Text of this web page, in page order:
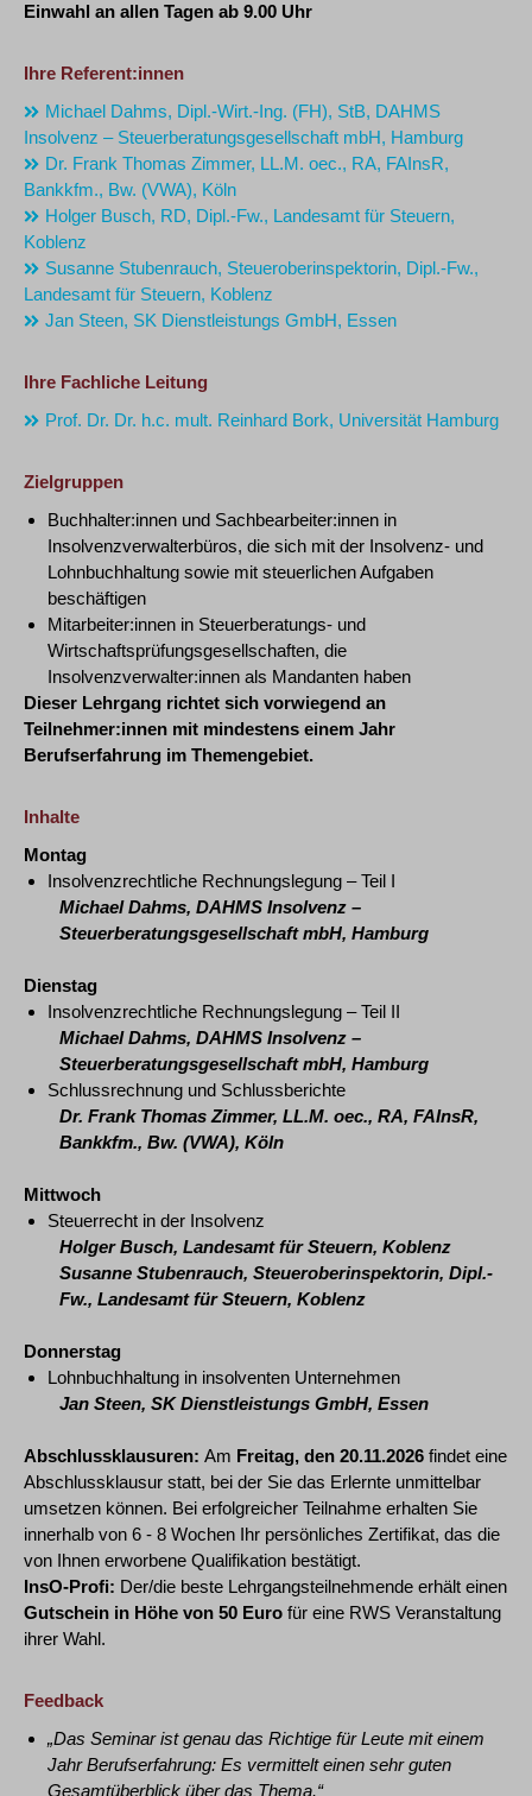
Einwahl an allen Tagen ab 9.00 Uhr
Ihre Referent:innen
Michael Dahms, Dipl.-Wirt.-Ing. (FH), StB, DAHMS
Insolvenz – Steuerberatungsgesellschaft mbH, Hamburg
Dr. Frank Thomas Zimmer, LL.M. oec., RA, FAInsR,
Bankkfm., Bw. (VWA), Köln
Holger Busch, RD, Dipl.-Fw., Landesamt für Steuern,
Koblenz
Susanne Stubenrauch, Steueroberinspektorin, Dipl.-Fw.,
Landesamt für Steuern, Koblenz
Jan Steen, SK Dienstleistungs GmbH, Essen
Ihre Fachliche Leitung
Prof. Dr. Dr. h.c. mult. Reinhard Bork, Universität Hamburg
Zielgruppen
Buchhalter:innen und Sachbearbeiter:innen in
Insolvenzverwalterbüros, die sich mit der Insolvenz- und
Lohnbuchhaltung sowie mit steuerlichen Aufgaben
beschäftigen
Mitarbeiter:innen in Steuerberatungs- und
Wirtschaftsprüfungsgesellschaften, die
Insolvenzverwalter:innen als Mandanten haben
Dieser Lehrgang richtet sich vorwiegend an
Teilnehmer:innen mit mindestens einem Jahr
Berufserfahrung im Themengebiet.
Inhalte
Montag
Insolvenzrechtliche Rechnungslegung – Teil I
Michael Dahms, DAHMS Insolvenz –
Steuerberatungsgesellschaft mbH, Hamburg
Dienstag
Insolvenzrechtliche Rechnungslegung – Teil II
Michael Dahms, DAHMS Insolvenz –
Steuerberatungsgesellschaft mbH, Hamburg
Schlussrechnung und Schlussberichte
Dr. Frank Thomas Zimmer, LL.M. oec., RA, FAInsR,
Bankkfm., Bw. (VWA), Köln
Mittwoch
Steuerrecht in der Insolvenz
Holger Busch, Landesamt für Steuern, Koblenz
Susanne Stubenrauch, Steueroberinspektorin, Dipl.-
Fw., Landesamt für Steuern, Koblenz
Donnerstag
Lohnbuchhaltung in insolventen Unternehmen
Jan Steen, SK Dienstleistungs GmbH, Essen
Abschlussklausuren: Am Freitag, den 20.11.2026 findet eine
Abschlussklausur statt, bei der Sie das Erlernte unmittelbar
umsetzen können. Bei erfolgreicher Teilnahme erhalten Sie
innerhalb von 6 - 8 Wochen Ihr persönliches Zertifikat, das die
von Ihnen erworbene Qualifikation bestätigt.
InsO-Profi: Der/die beste Lehrgangsteilnehmende erhält einen
Gutschein in Höhe von 50 Euro für eine RWS Veranstaltung
ihrer Wahl.
Feedback
„Das Seminar ist genau das Richtige für Leute mit einem
Jahr Berufserfahrung: Es vermittelt einen sehr guten
Gesamtüberblick über das Thema.“